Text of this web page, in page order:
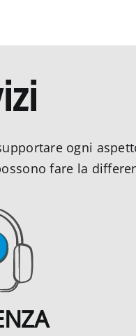
ogni
fare la